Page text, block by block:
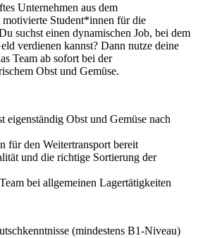
Unternehmen aus dem
motivierte Student*innen für die
suchst einen dynamischen Job, bei dem
verdienen kannst? Dann nutze deine
Team ab sofort bei der
Obst und Gemüse.
eigenständig Obst und Gemüse nach
für den Weitertransport bereit
und die richtige Sortierung der
bei allgemeinen Lagertätigkeiten
(mindestens B1-Niveau)